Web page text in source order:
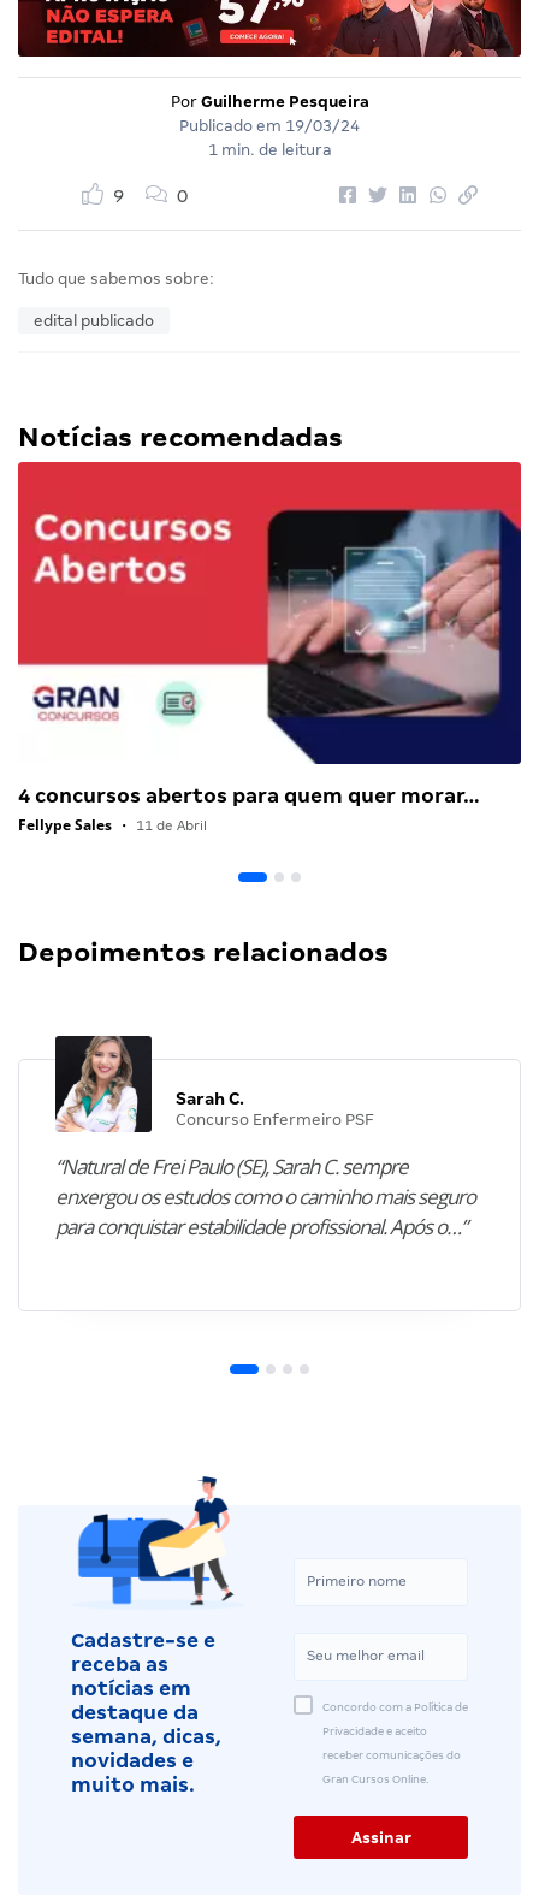
Por Guilherme Pesqueira
Publicado em 19/03/24
1 min. de leitura
9 0
Tudo que sabemos sobre:
edital publicado
Notícias recomendadas
4 concursos abertos para quem quer morar…
Fellype Sales • 11 de Abril
Depoimentos relacionados
Sarah C.
Concurso Enfermeiro PSF
“Natural de Frei Paulo (SE), Sarah C. sempre
enxergou os estudos como o caminho mais seguro
para conquistar estabilidade profissional. Após o…”
Cadastre-se e
receba as
notícias em
destaque da
semana, dicas,
novidades e
muito mais.
Concordo com a Política de
Privacidade e aceito
receber comunicações do
Gran Cursos Online.